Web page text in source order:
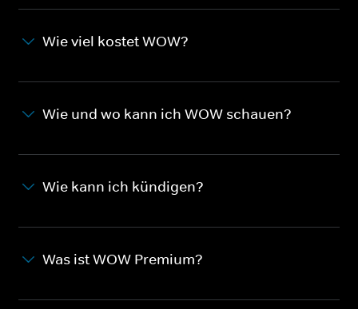
Wie viel kostet WOW?
Wie und wo kann ich WOW schauen?
Wie kann ich kündigen?
Was ist WOW Premium?